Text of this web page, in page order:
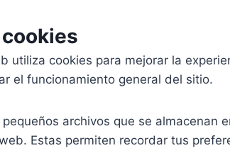
utiliza cookies para mejorar la
el funcionamiento general del sitio.
archivos que se almacenan
Estas permiten recordar tus